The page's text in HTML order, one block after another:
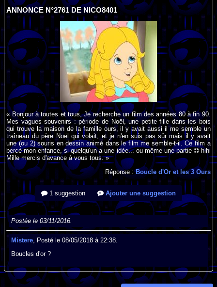
ANNONCE N°2761 DE NICO8401
« Bonjour à toutes et tous, Je recherche un film des années 80 à fin 90.
Mes vagues souvenirs : période de Noël, une petite fille dans les bois
qui trouve la maison de la famille ours, il y avait aussi il me semble un
traîneau du père Noël qui volait, et je n'en suis pas sûr mais il y avait
une (ou 2) souris en dessin animé dans le film me semble-t-il. Ce film a
bercé mon enfance, si quelqu'un a une idée... ou même une partie
hihi
Mille mercis d'avance à vous tous. »
Réponse :Boucle d'Or et les 3 Ours
1 suggestion Ajouter une suggestion
Postée le 03/11/2016.
Mistere , Posté le 08/05/2018 à 22:38.
Boucles d'or ?